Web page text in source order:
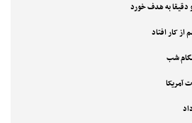
دقیقا به هدف خورد
کار افتاد
شب
آمریکا